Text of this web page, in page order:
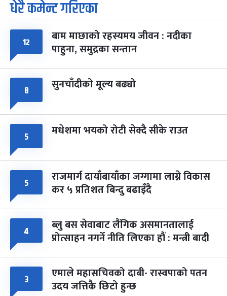
७
आइत
पूर्णिमा व्रत
चैत्र ७, २०८३-Mar 21, 2027
८ फागुपूर्णिमा
चैत्र ८, २०८३-Mar 22, 2027
७ महिना बाँकी
धेरै कमेन्ट गरिएका
१२ बाम माछाको रहस्यमय जीवन : नदीका
पाहुना, समुद्रका सन्तान
८ सुनचाँदीको मूल्य बढ्यो
५ मधेशमा भयको रोटी सेक्दै सीके राउत
५ राजमार्ग दायाँबायाँका जग्गामा लाग्ने विकास
कर ५ प्रतिशत बिन्दु बढाइँदै
४ ब्लु बस सेवाबाट लैंगिक असमानतालाई
प्रोत्साहन नगर्ने नीति लिएका हौं : मन्त्री बादी
३ एमाले महासचिवको दाबी- रास्वपाको पतन
उदय जत्तिकै छिटो हुन्छ